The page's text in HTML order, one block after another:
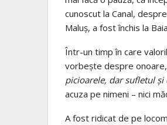
cunoscut la Canal,
Maluș, a fost închis la
Într-un timp în care
vorbește despre
picioarele, dar sufletul și
acuza pe nimeni – nici
A fost ridicat de pe